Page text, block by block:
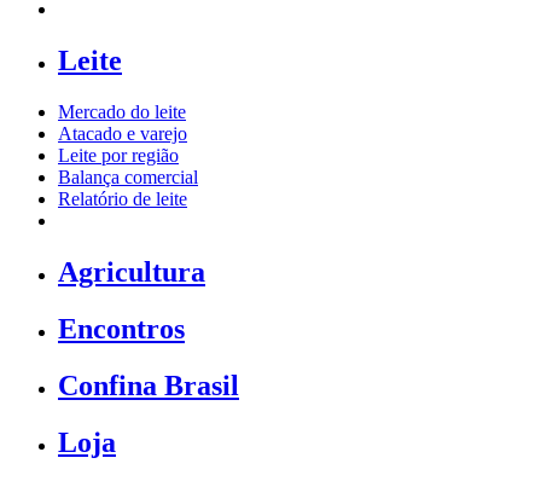
Leite
Mercado do leite
Atacado e varejo
Leite por região
Balança comercial
Relatório de leite
Agricultura
Encontros
Confina Brasil
Loja